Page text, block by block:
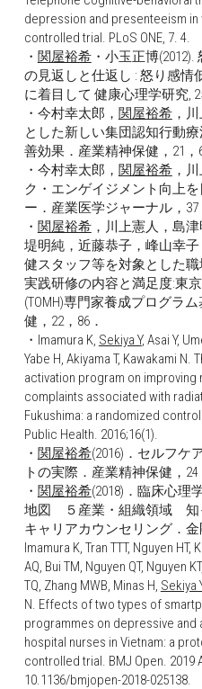
depression and presenteeism
controlled trial. PLoS ONE, 7. 4.
・ 関屋裕希・小玉正博
の見返しと仕返し : 怒り感
に着目して 健康心理学研究,
・今村幸太郎， 関屋裕希，川
とした新しい集団認知行動
善効果．産業精神保健，21，
・今村幸太郎， 関屋裕希，川
ク・エンゲイジメント向上
ー．産業医学ジャーナル，37
・ 関屋裕希，川上憲人，島
堤明純，近藤恭子，峰山幸
健スタッフ等を対象とした
実践研修の内容と満足度:東
(TOMH)専門家養成プログラ
健，22，86．
・Imamura K, Sekiya Y, Asai Y,
Yabe H, Akiyama T, Kawakami
activation program on improving
complaints associated with
Fukushima: a randomized
Public Health. 2016;16(1).
・ 関屋裕希(2016)．セルフケ
トの実際．産業精神保健，24
・ 関屋裕希(2018)．臨床心理
地図　５産業・組織領域　
キャリアカウンセリング．金
Imamura K, Tran TTT, Nguyen
AQ, Bui TM, Nguyen QT, Nguyen
TQ, Zhang MWB, Minas H, Sekiya
N. Effects of two types of
programmes on depressive and
hospital nurses in Vietnam: a
controlled trial. BMJ Open. 2019
10.1136/bmjopen-2018-025138.